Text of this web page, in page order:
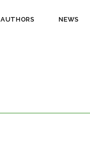
AUTHORS NEWS